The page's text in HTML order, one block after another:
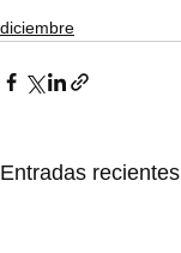
diciembre
Entradas recientes